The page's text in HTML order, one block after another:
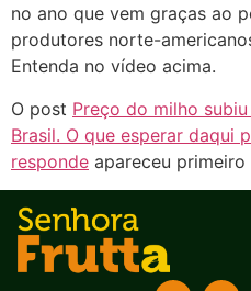
no ano que vem graças ao
produtores norte-
Entenda no vídeo acima.
O post Preço do milho
Brasil. O que esperar daqui
responde apareceu primeiro